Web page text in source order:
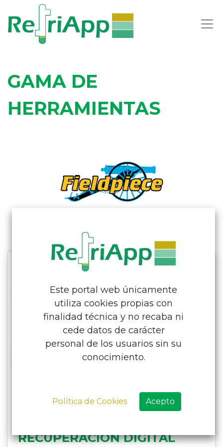
GAMA DE
HERRAMIENTAS
RECUPERACIÓN DIGITAL
Este portal web únicamente
utiliza cookies propias con
finalidad técnica y no recaba ni
cede datos de carácter
personal de los usuarios sin su
conocimiento.
Política de Cookies Acepto